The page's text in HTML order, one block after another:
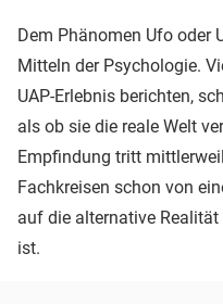
Dem Phänomen Ufo oder
Mitteln der Psychologie.
UAP-Erlebnis berichten,
als ob sie die reale Welt
Empfindung tritt
Fachkreisen schon von
auf die alternative Realität
ist.